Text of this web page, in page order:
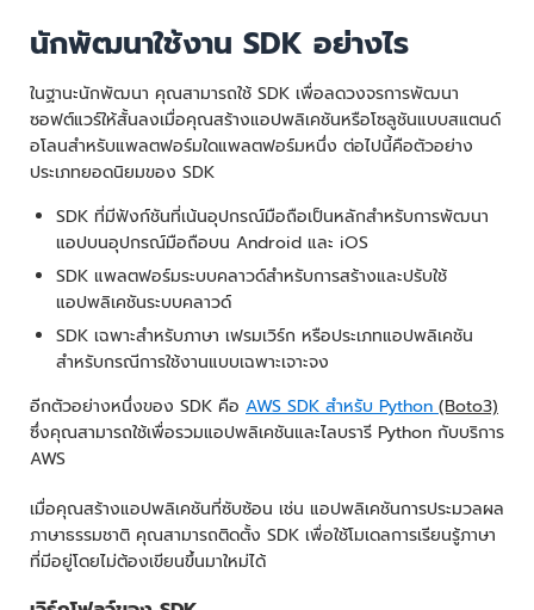
นักพัฒนาใช้งาน SDK อย่างไร
ในฐานะนักพัฒนา คุณสามารถใช้ SDK เพื่อลดวงจรการพัฒนา
ซอฟต์แวร์ให้สั้นลงเมื่อคุณสร้างแอปพลิเคชันหรือโซลูชันแบบสแตนด์
อโลนสำหรับแพลตฟอร์มใดแพลตฟอร์มหนึ่ง ต่อไปนี้คือตัวอย่าง
ประเภทยอดนิยมของ SDK
SDK ที่มีฟังก์ชันที่เน้นอุปกรณ์มือถือเป็นหลักสำหรับการพัฒนา
แอปบนอุปกรณ์มือถือบน Android และ iOS
SDK แพลตฟอร์มระบบคลาวด์สำหรับการสร้างและปรับใช้
แอปพลิเคชันระบบคลาวด์
SDK เฉพาะสำหรับภาษา เฟรมเวิร์ก หรือประเภทแอปพลิเคชัน
สำหรับกรณีการใช้งานแบบเฉพาะเจาะจง
อีกตัวอย่างหนึ่งของ SDK คือ AWS SDK สำหรับ Python (Boto3)
ซึ่งคุณสามารถใช้เพื่อรวมแอปพลิเคชันและไลบรารี Python กับบริการ
AWS
เมื่อคุณสร้างแอปพลิเคชันที่ซับซ้อน เช่น แอปพลิเคชันการประมวลผล
ภาษาธรรมชาติ คุณสามารถติดตั้ง SDK เพื่อใช้โมเดลการเรียนรู้ภาษา
ที่มีอยู่โดยไม่ต้องเขียนขึ้นมาใหม่ได้